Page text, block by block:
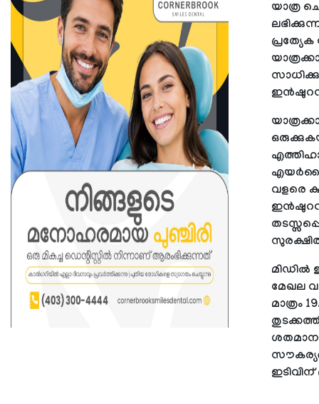
യാത്ര
പ്രത്യേക
വളരെ
മിഡിൽ
മേഖല
മാത്രം